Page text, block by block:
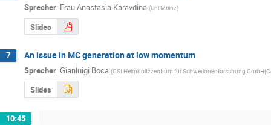
Sprecher: FrauAnastasia Karavdina (Uni Mainz)
Slides
7 An issue in MC generation at low momentum
Sprecher: Gianluigi Boca (GSI Helmholtzzentrum für Schwerionenforschung
Slides
10:45